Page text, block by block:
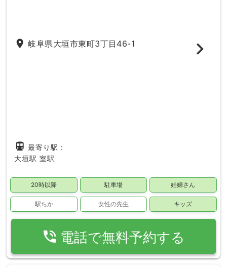
place 岐阜県大垣市東町3丁目46-1
directions_subway 最寄り駅：
大垣駅 室駅
20時以降 駐車場 妊婦さん
駅ちか 女性の先生 キッズ
phone_in_talk 電話で無料予約する